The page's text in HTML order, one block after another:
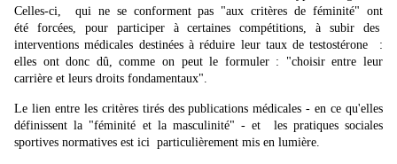
Celles-ci, qui ne se conforment pas "aux critères de féminité" ont
été forcées, pour participer à certaines compétitions, à subir des
interventions médicales destinées à réduire leur taux de testostérone :
elles ont donc dû, comme on peut le formuler : "choisir entre leur
carrière et leurs droits fondamentaux".
Le lien entre les critères tirés des publications médicales - en ce qu'elles
définissent la "féminité et la masculinité" - et les pratiques sociales
sportives normatives est ici particulièrement mis en lumière.